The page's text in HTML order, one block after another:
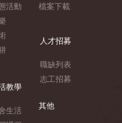
活動
教學
生活
檔案下載
人才招募
職缺列表
志工招募
其他